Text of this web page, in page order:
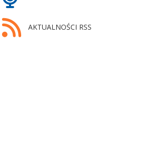
AKTUALNOŚCI RSS